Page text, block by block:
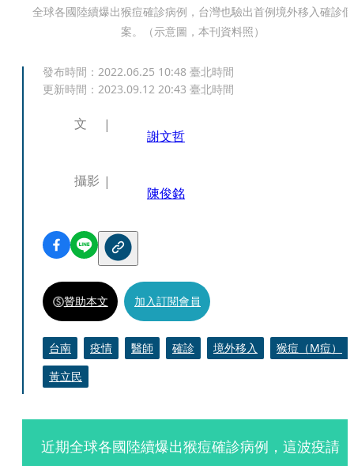
全球各國陸續爆出猴痘確診病例，台灣也驗出首例境外移入確診個
案。（示意圖，本刊資料照）
發布時間： 2022.06.25 10:48 臺北時間
更新時間： 2023.09.12 20:43 臺北時間
文
謝文哲
攝影
陳俊銘
贊助本文 加入訂閱會員
台南 疫情 醫師 確診 境外移入
猴痘（M痘）
黃立民
近期全球各國陸續爆出猴痘確診病例，這波疫請